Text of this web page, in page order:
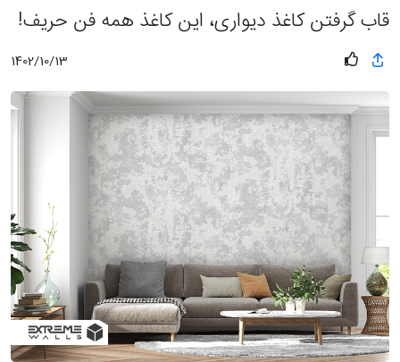
قاب گرفتن کاغذ دیواری، این کاغذ همه فن حریف!
1402/10/13